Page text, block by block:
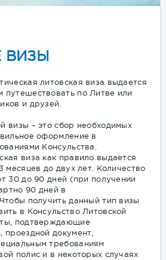
ВИЗЫ
литовская виза выдается
по Литве или
и друзей.
визы – это сбор необходимых
оформление в
Консульства.
виза как правило выдается
месяцев до двух лет. Количество
30 до 90 дней (при получении
90 дней в
получить данный тип визы
в Консульство Литовской
подтверждающие
проездной документ,
требованиям
полис и в некоторых случаях